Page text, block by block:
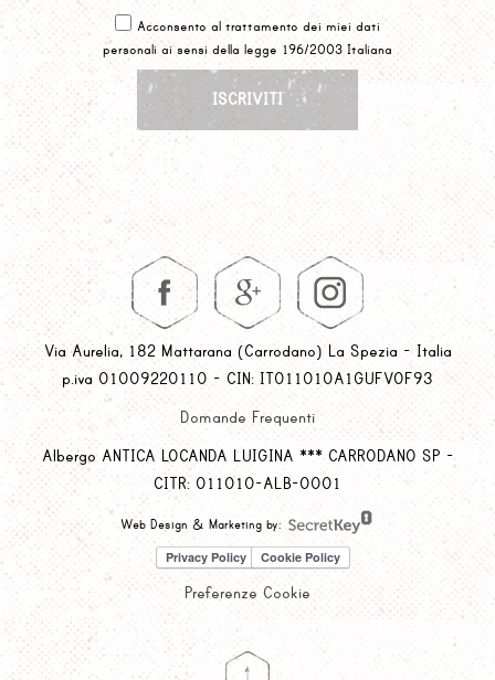
Acconsento al trattamento dei miei dati
personali ai sensi della legge 196/2003 Italiana
Via Aurelia, 182 Mattarana (Carrodano) La Spezia - Italia
p.iva 01009220110 - CIN: IT011010A1GUFVOF93
Domande Frequenti
Albergo ANTICA LOCANDA LUIGINA *** CARRODANO SP -
CITR: 011010-ALB-0001
Web Design & Marketing by:
Preferenze Cookie